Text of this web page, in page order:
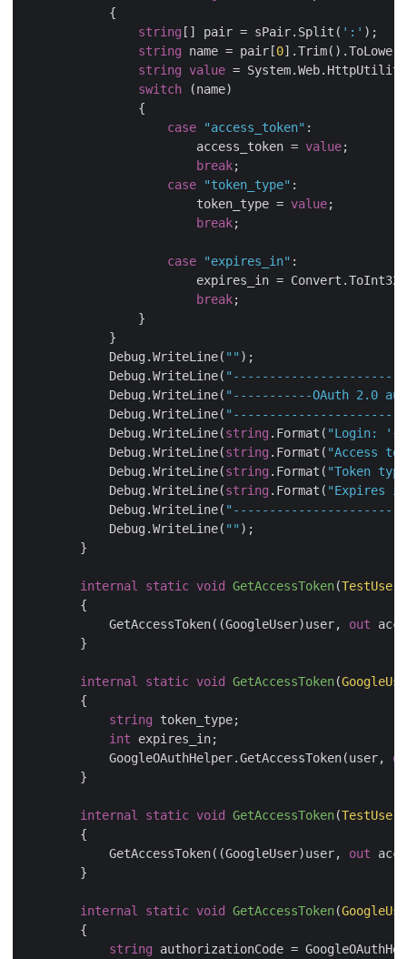
            {
string [] pair = sPair.Split( ':' );
string name = pair[0
string
value =
switch (name)
                {
case
"access_token" :
                        access_token =
value;
break;
case
"token_type" :
                        token_type =
value;
break;
case "expires_in" :
                        expires_in = Convert.ToInt32(
break;
                }
            }
            Debug.WriteLine(
"" );
            Debug.WriteLine(
            Debug.WriteLine(
"-----------OAuth 2.0
            Debug.WriteLine(
            Debug.WriteLine(
string .Format( "Login:
            Debug.WriteLine(
string .Format( "Access
            Debug.WriteLine(
string .Format( "Token
            Debug.WriteLine(
string .Format( "Expires
            Debug.WriteLine(
            Debug.WriteLine(
"" );
        }
internal static void GetAccessToken(
        {
            GetAccessToken((GoogleUser)user,
out
        }
internal static void GetAccessToken(
        {
string token_type;
int expires_in;
            GoogleOAuthHelper.GetAccessToken(user,
        }
internal static void GetAccessToken(
        {
            GetAccessToken((GoogleUser)user,
out
        }
internal static void GetAccessToken(
        {
string authorizationCode =